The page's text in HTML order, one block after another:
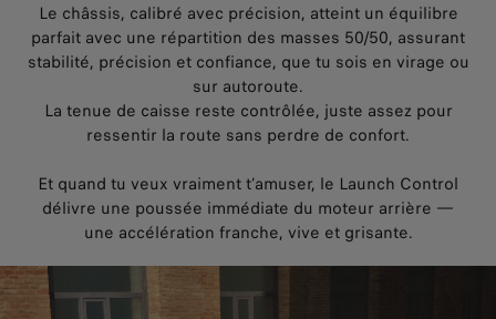
Le châssis, calibré avec précision, atteint un équilibre
parfait avec une répartition des masses 50/50, assurant
stabilité, précision et confiance, que tu sois en virage ou
sur autoroute.
La tenue de caisse reste contrôlée, juste assez pour
ressentir la route sans perdre de confort.
Et quand tu veux vraiment t’amuser, le Launch Control
délivre une poussée immédiate du moteur arrière —
une accélération franche, vive et grisante.